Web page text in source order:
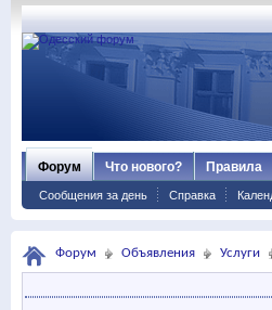
Форум
Сообщения за день Справка
Что нового? Правила
Форум Объявления Услуги